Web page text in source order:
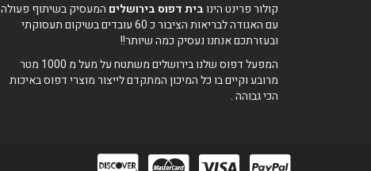
קולור פרינט הינובית דפוס בירושלים המעסיק בשיתוף פעולה
עם האגודה לבריאות הציבור כ 60 עובדים בשיקום תעסוקתי
ובעזרתכם אנחנו נעסיק כמה שיותר!!
המפעל דפוס שלנו בירושלים משתטח על מעל מ 1000 מטר
מרובע וקיים בו כל המיכון המתקדם לייצור מוצרי דפוס באיכות
הכי גבוהה .